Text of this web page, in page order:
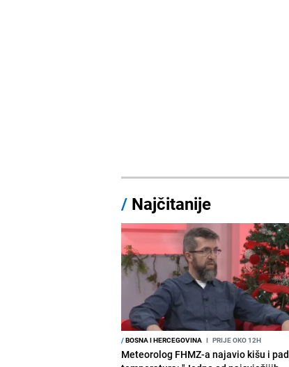
/ Najčitanije
/BOSNA I HERCEGOVINA I PRIJE OKO 12H
Meteorolog FHMZ-a najavio kišu i pad